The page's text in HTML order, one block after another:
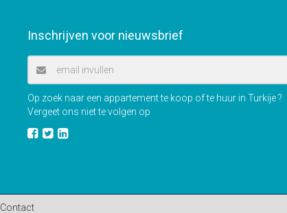
Inschrijven voor nieuwsbrief
Op zoek naar een appartement te koop of te huur in Turkije ?
Vergeet ons niet te volgen op
Contact